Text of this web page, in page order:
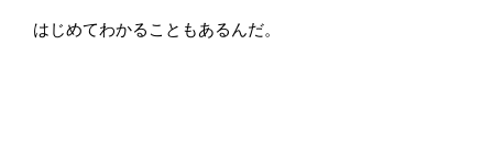
はじめてわかることもあるんだ。